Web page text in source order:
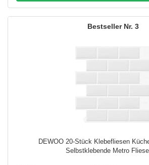
3
DEWOO 20-Stück Klebefliesen
Selbstklebende Metro